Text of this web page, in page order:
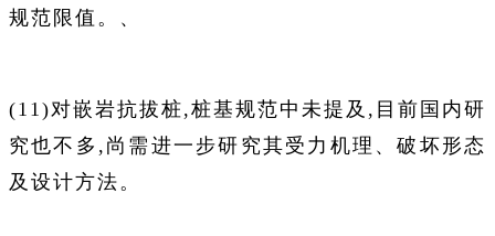
规范限值。、
(11)对嵌岩抗拔桩,桩基规范中未提及,目前国内研
究也不多,尚需进一步研究其受力机理、破坏形态
及设计方法。